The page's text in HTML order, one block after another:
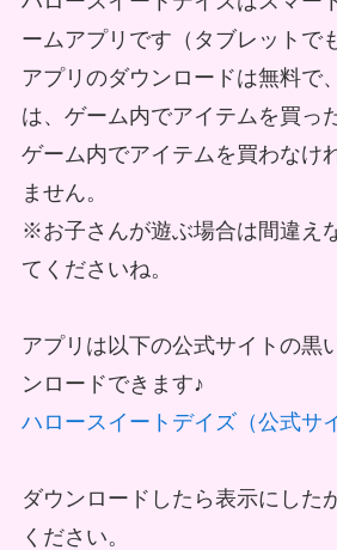
ームアプリです（タブレットで
アプリのダウンロードは無料で
は、ゲーム内でアイテムを買っ
ゲーム内でアイテムを買わなけ
ません。
※お子さんが遊ぶ場合は間違え
てくださいね。
アプリは以下の公式サイトの黒
ンロードできます♪
ハロースイートデイズ（公式サ
ダウンロードしたら表示にした
ください。